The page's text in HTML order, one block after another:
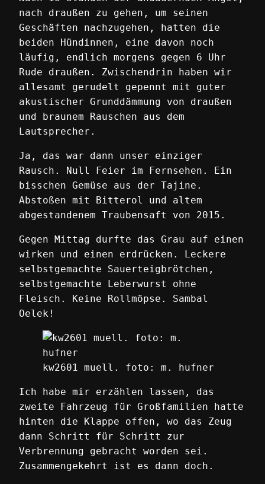
nach draußen zu gehen, um seinen
Geschäften nachzugehen, hatten die
beiden Hündinnen, eine davon noch
läufig, endlich morgens gegen 6 Uhr
Rude draußen. Zwischendrin haben wir
allesamt gerudelt gepennt mit guter
akustischer Grunddämmung von draußen
und braunem Rauschen aus dem
Lautsprecher.
Ja, das war dann unser einziger
Rausch. Null Feier im Fernsehen. Ein
bisschen Gemüse aus der Tajine.
Abstoßen mit Bitterol und altem
abgestandenem Traubensaft von 2015.
Gegen Mittag durfte das Grau auf einen
wirken und einen erdrücken. Leckere
selbstgemachte Sauerteigbrötchen,
selbstgemachte Leberwurst ohne
Fleisch. Keine Rollmöpse. Sambal
Oelek!
kw2601 muell. foto: m. hufner
Ich habe mir erzählen lassen, das
zweite Fahrzeug für Großfamilien hatte
hinten die Klappe offen, wo das Zeug
dann Schritt für Schritt zur
Verbrennung gebracht worden sei.
Zusammengekehrt ist es dann doch.